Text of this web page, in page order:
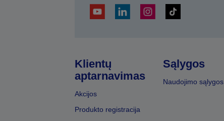
Klientų
aptarnavimas
Akcijos
Produkto registracija
Sąlygos
Naudojimo sąlygos